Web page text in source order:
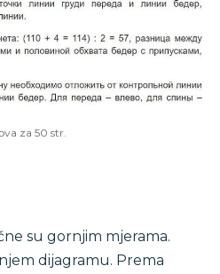
za 50 str.
su gornjim mjerama.
dijagramu. Prema